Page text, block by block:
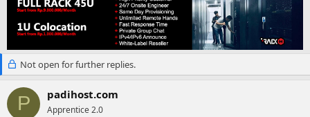
a
d
s
t
a
r
t
e
r
t
t
e
Not open for further replies.
P padihost.com
Apprentice 2.0